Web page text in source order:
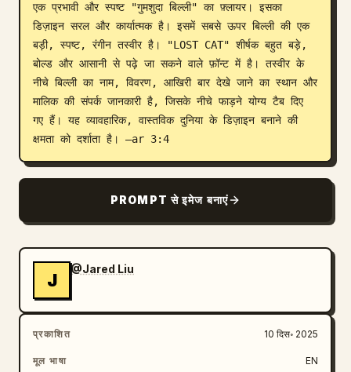
ब्लॉग
अपडेट
एक प्रभावी और स्पष्ट "गुमशुदा बिल्ली" का फ़्लायर। इसका
डिज़ाइन सरल और कार्यात्मक है। इसमें सबसे ऊपर बिल्ली की एक
बड़ी, स्पष्ट, रंगीन तस्वीर है। "LOST CAT" शीर्षक बहुत बड़े,
बोल्ड और आसानी से पढ़े जा सकने वाले फ़ॉन्ट में है। तस्वीर के
नीचे बिल्ली का नाम, विवरण, आखिरी बार देखे जाने का स्थान और
मालिक की संपर्क जानकारी है, जिसके नीचे फाड़ने योग्य टैब दिए
गए हैं। यह व्यावहारिक, वास्तविक दुनिया के डिज़ाइन बनाने की
क्षमता को दर्शाता है। –ar 3:4
PROMPT से इमेज बनाएं
J
@Jared Liu
प्रकाशित 10 दिस॰ 2025
मूल भाषा EN